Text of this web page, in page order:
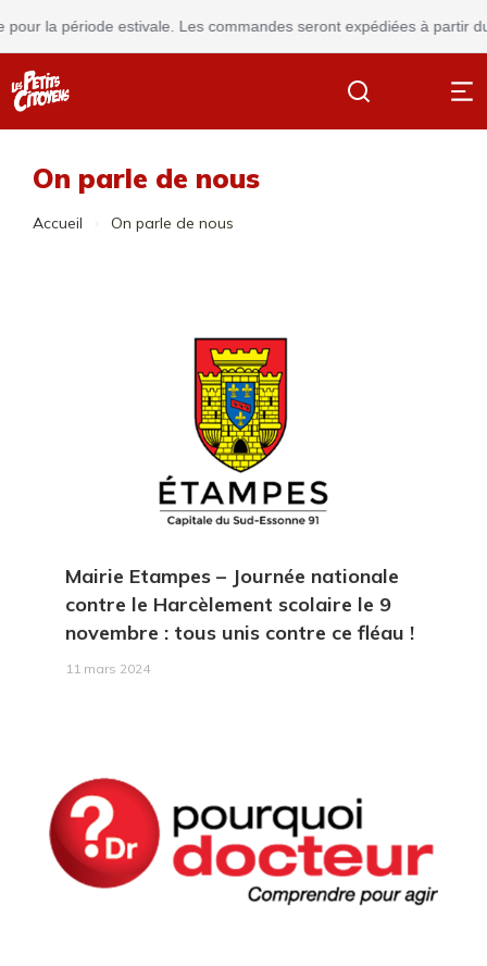
estivale. Les commandes seront expédiées à partir du24
On parle de nous
Vous êtes ici :
Accueil On parle de nous
Mairie Etampes – Journée nationale
contre le Harcèlement scolaire le 9
novembre : tous unis contre ce fléau !
11 mars 2024